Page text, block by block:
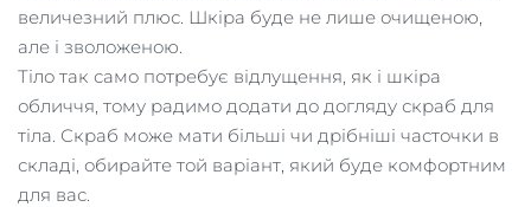
величезний плюс. Шкіра буде не лише очищеною,
але і зволоженою.
Тіло так само потребує відлущення, як і шкіра
обличчя, тому радимо додати до догляду скраб для
тіла. Скраб може мати більші чи дрібніші часточки в
складі, обирайте той варіант, який буде комфортним
для вас.